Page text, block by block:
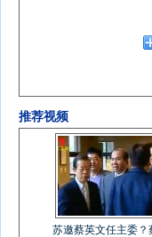
推荐视频
苏邀蔡英文任主委？